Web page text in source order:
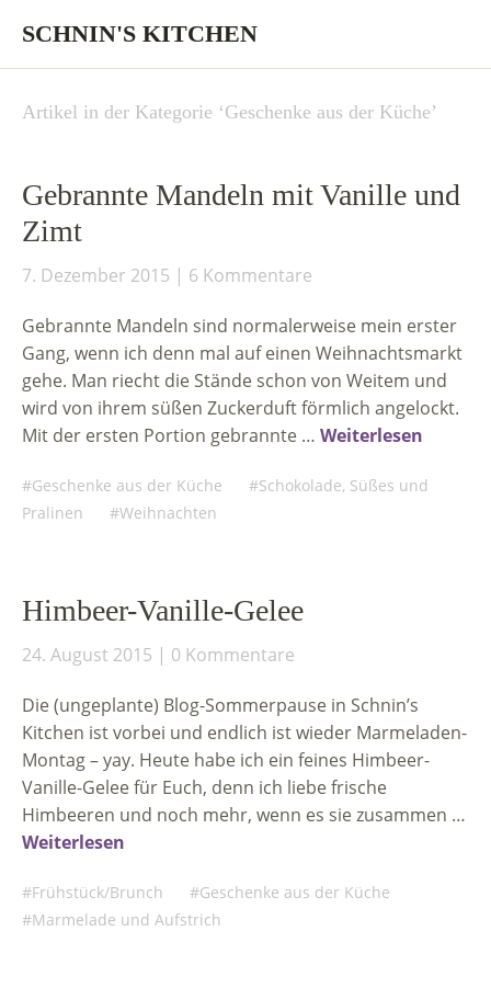
SCHNIN'S KITCHEN
Artikel in der Kategorie ‘Geschenke aus der Küche’
Gebrannte Mandeln mit Vanille und
Zimt
7. Dezember 2015 6 Kommentare
Gebrannte Mandeln sind normalerweise mein erster
Gang, wenn ich denn mal auf einen Weihnachtsmarkt
gehe. Man riecht die Stände schon von Weitem und
wird von ihrem süßen Zuckerduft förmlich angelockt.
Mit der ersten Portion gebrannte … Weiterlesen
Geschenke aus der Küche
Schokolade, Süßes und
Pralinen
Weihnachten
Himbeer-Vanille-Gelee
24. August 2015 0 Kommentare
Die (ungeplante) Blog-Sommerpause in Schnin’s
Kitchen ist vorbei und endlich ist wieder Marmeladen-
Montag – yay. Heute habe ich ein feines Himbeer-
Vanille-Gelee für Euch, denn ich liebe frische
Himbeeren und noch mehr, wenn es sie zusammen …
Weiterlesen
Frühstück/Brunch
Geschenke aus der Küche
Marmelade und Aufstrich